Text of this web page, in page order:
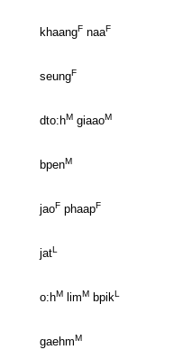
khaangF naaF
seungF
dto:hM giaaoM
bpenM
jaoF phaapF
jatL
o:hM limM bpikL
gaehmM